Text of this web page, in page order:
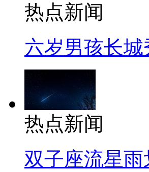
热点新闻
六岁男孩长
热点新闻
双子座流星雨